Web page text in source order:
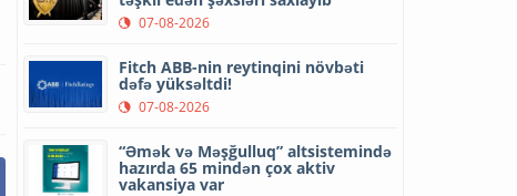
07-08-2026
Fitch ABB-nin reytinqini növbəti
dəfə yüksəltdi!
07-08-2026
“Əmək və Məşğulluq” altsistemində
hazırda 65 mindən çox aktiv
vakansiya var